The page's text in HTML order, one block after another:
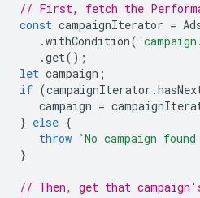
// First, fetch the
const campaignIterator =
.withCondition(
.get();
let campaign ;
if (campaignIterator .
campaign =
} else {
throw `No campaign
}
// Then, get that